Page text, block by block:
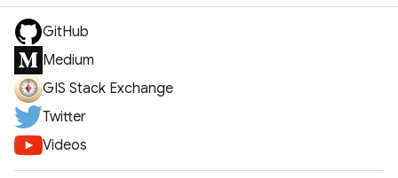
GitHub
Medium
GIS Stack Exchange
Twitter
Videos